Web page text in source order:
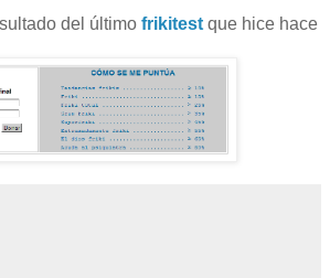
del último frikitest que hice hace